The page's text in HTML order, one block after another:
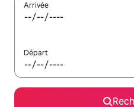
Arrivée
Départ